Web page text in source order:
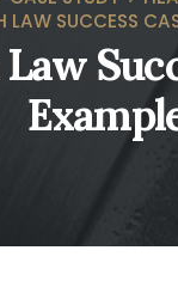
LAW SUCCESS